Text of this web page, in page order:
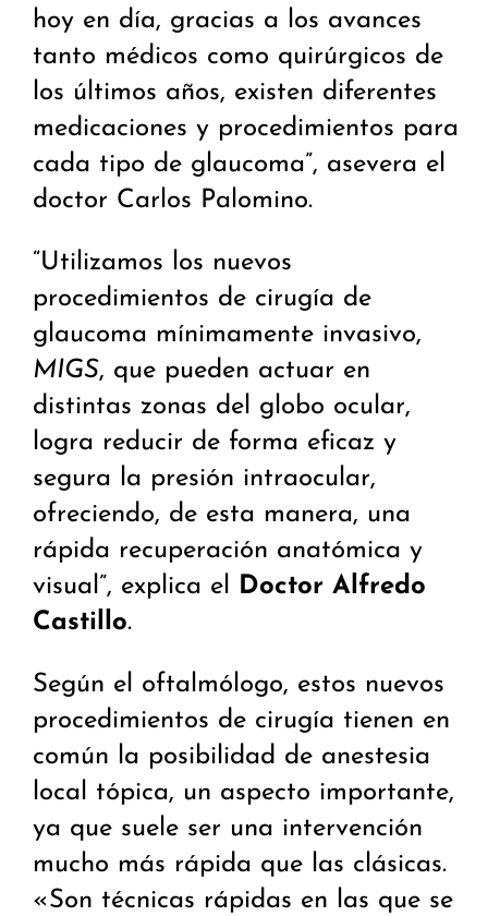
hoy en día, gracias a los avances
tanto médicos como quirúrgicos de
los últimos años, existen diferentes
medicaciones y procedimientos para
cada tipo de glaucoma”, asevera el
doctor Carlos Palomino.
“Utilizamos los nuevos
procedimientos de cirugía de
glaucoma mínimamente invasivo,
MIGS, que pueden actuar en
distintas zonas del globo ocular,
logra reducir de forma eficaz y
segura la presión intraocular,
ofreciendo, de esta manera, una
rápida recuperación anatómica y
visual”, explica el Doctor Alfredo
Castillo.
Según el oftalmólogo, estos nuevos
procedimientos de cirugía tienen en
común la posibilidad de anestesia
local tópica, un aspecto importante,
ya que suele ser una intervención
mucho más rápida que las clásicas.
«Son técnicas rápidas en las que se